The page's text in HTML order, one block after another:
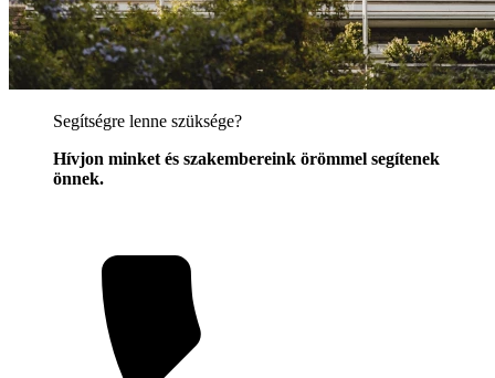
Segítségre lenne szüksége?
Hívjon minket és szakembereink örömmel segítenek
önnek.